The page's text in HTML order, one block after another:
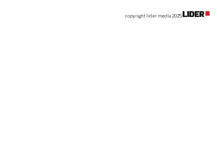
copyright lider media 2025.